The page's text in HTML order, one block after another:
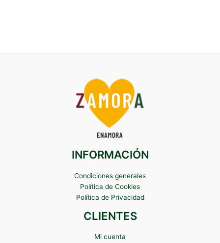
INFORMACIÓN
Condiciones generales
Política de Cookies
Política de Privacidad
CLIENTES
Mi cuenta